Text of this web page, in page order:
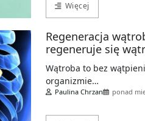
Więcej
Regeneracja
regeneruje się
Wątroba to bez
organizmie…
Paulina Chrzan ponad